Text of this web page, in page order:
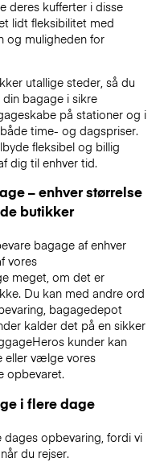
deres kufferter i disse
lidt fleksibilitet med
og muligheden for
utallige steder, så du
bagage i sikre
på stationer og i
time- og dagspriser.
fleksibel og billig
dig til enhver tid.
– enhver størrelse
butikker
bagage af enhver
vores
meget, om det er
Du kan med andre ord
bagagedepot
kalder det på en sikker
kunder kan
vælge vores
opbevaret.
i flere dage
opbevaring, fordi vi
du rejser.